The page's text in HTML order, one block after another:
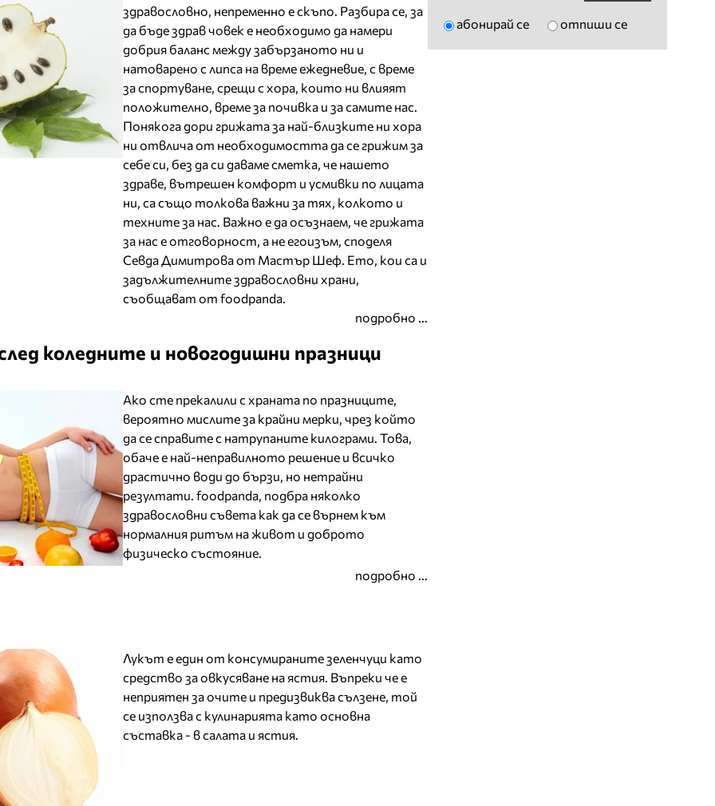
здравословно, непременно е скъпо. Разбира се, за
да бъде здрав човек е необходимо да намери
добрия баланс между забързаното ни и
натоварено с липса на време ежедневие, с време
за спортуване, срещи с хора, които ни влияят
положително, време за почивка и за самите нас.
Понякога дори грижата за най-близките ни хора
ни отвлича от необходимостта да се грижим за
себе си, без да си даваме сметка, че нашето
здраве, вътрешен комфорт и усмивки по лицата
ни, са също толкова важни за тях, колкото и
техните за нас. Важно е да осъзнаем, че грижата
за нас е отговорност, а не егоизъм, споделя
Севда Димитрова от Мастър Шеф. Ето, кои са и
задължителните здравословни храни,
съобщават от foodpanda.
подробно ...
коледните и новогодишни празници
Ако сте прекалили с храната по празниците,
вероятно мислите за крайни мерки, чрез който
да се справите с натрупаните килограми. Това,
обаче е най-неправилното решение и всичко
драстично води до бързи, но нетрайни
резултати. foodpanda, подбра няколко
здравословни съвета как да се върнем към
нормалния ритъм на живот и доброто
физическо състояние.
подробно ...
Лукът е един от консумираните зеленчуци като
средство за овкусяване на ястия. Въпреки че е
неприятен за очите и предизвиква сълзене, той
се използва с кулинарията като основна
съставка - в салата и ястия.
абонирай се отпиши се